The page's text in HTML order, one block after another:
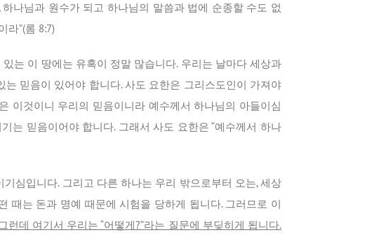
나님과 원수가 되고 하나님의 말씀과 법에 순종할 수도 없
라”(롬 8:7)
는 이 땅에는 유혹이 정말 많습니다. 우리는 날마다 세상과
믿음이 있어야 합니다. 사도 요한은 그리스도인이 가져야
이것이니 우리의 믿음이니라 예수께서 하나님의 아들이심
는 믿음이어야 합니다. 그래서 사도 요한은 “예수께서 하나
심입니다. 그리고 다른 하나는 우리 밖으로부터 오는, 세상
때는 돈과 명예 때문에 시험을 당하게 됩니다. 그러므로 이
런데 여기서 우리는 “어떻게?”라는 질문에 부딪히게 됩니다.